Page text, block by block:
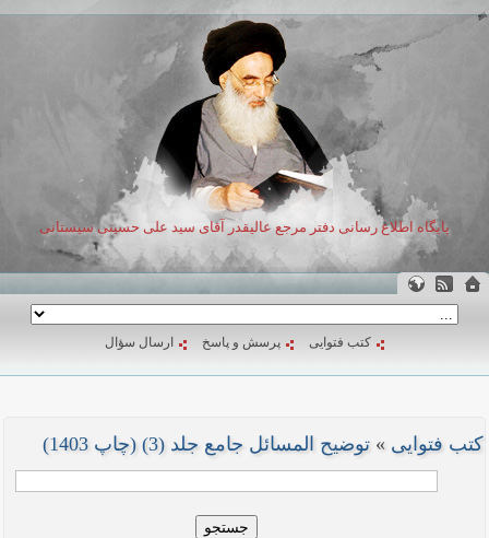
پایگاه اطلاع رسانی دفتر مرجع عالیقدر آقای سید علی حسینی سیستانی
کتب فتوایی پرسش و پاسخ ارسال سؤال
کتب فتوایی » توضیح المسائل جامع جلد (3) (چاپ 1403)
جستجو